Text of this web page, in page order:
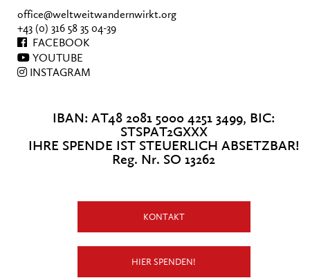
office@weltweitwandernwirkt.org
+43 (0) 316 58 35 04-39
FACEBOOK
YOUTUBE
INSTAGRAM
IBAN: AT48 2081 5000 4251 3499, BIC:
STSPAT2GXXX
IHRE SPENDE IST STEUERLICH ABSETZBAR!
Reg. Nr. SO 13262
KONTAKT
HIER SPENDEN!